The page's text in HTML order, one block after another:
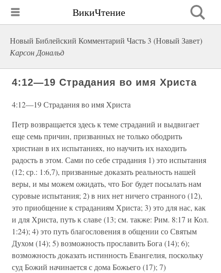
ВикиЧтение
Новый Библейский Комментарий Часть 3 (Новый Завет)
Карсон Дональд
4:12—19 Страдания во имя Христа
4:12—19 Страдания во имя Христа
Петр возвращается здесь к теме страданий и выдвигает
еще семь причин, призванных не только ободрить
христиан в их испытаниях, но научить их находить
радость в этом. Сами по себе страдания 1) это испытания
(12; ср.: 1:6,7), призванные доказать реальность нашей
веры, и мы можем ожидать, что Бог будет посылать нам
суровые испытания; 2) в них нет ничего странного (12),
это приобщение к страданиям Христа; 3) это для нас, как
и для Христа, путь к славе (13; см. также: Рим. 8:17 и Кол.
1:24); 4) это путь благословения в общении со Святым
Духом (14); 5) возможность прославить Бога (14); 6);
возможность доказать истинность Евангелия, поскольку
суд Божий начинается с дома Божьего (17); 7)